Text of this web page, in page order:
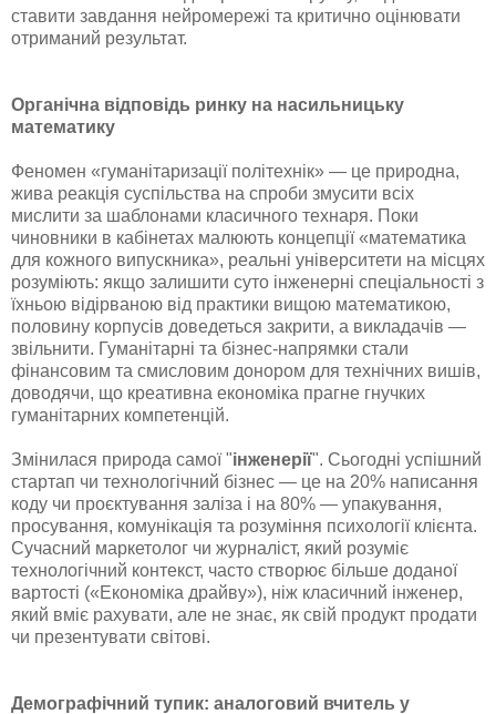
ставити завдання нейромережі та критично оцінювати
отриманий результат.
Органічна відповідь ринку на насильницьку
математику
Феномен «гуманітаризації політехнік» — це природна,
жива реакція суспільства на спроби змусити всіх
мислити за шаблонами класичного технаря. Поки
чиновники в кабінетах малюють концепції «математика
для кожного випускника», реальні університети на місцях
розуміють: якщо залишити суто інженерні спеціальності з
їхньою відірваною від практики вищою математикою,
половину корпусів доведеться закрити, а викладачів —
звільнити. Гуманітарні та бізнес-напрямки стали
фінансовим та смисловим донором для технічних вишів,
доводячи, що креативна економіка прагне гнучких
гуманітарних компетенцій.
Змінилася природа самої "інженерії". Сьогодні успішний
стартап чи технологічний бізнес — це на 20% написання
коду чи проєктування заліза і на 80% — упакування,
просування, комунікація та розуміння психології клієнта.
Сучасний маркетолог чи журналіст, який розуміє
технологічний контекст, часто створює більше доданої
вартості («Економіка драйву»), ніж класичний інженер,
який вміє рахувати, але не знає, як свій продукт продати
чи презентувати світові.
Демографічний тупик: аналоговий вчитель у